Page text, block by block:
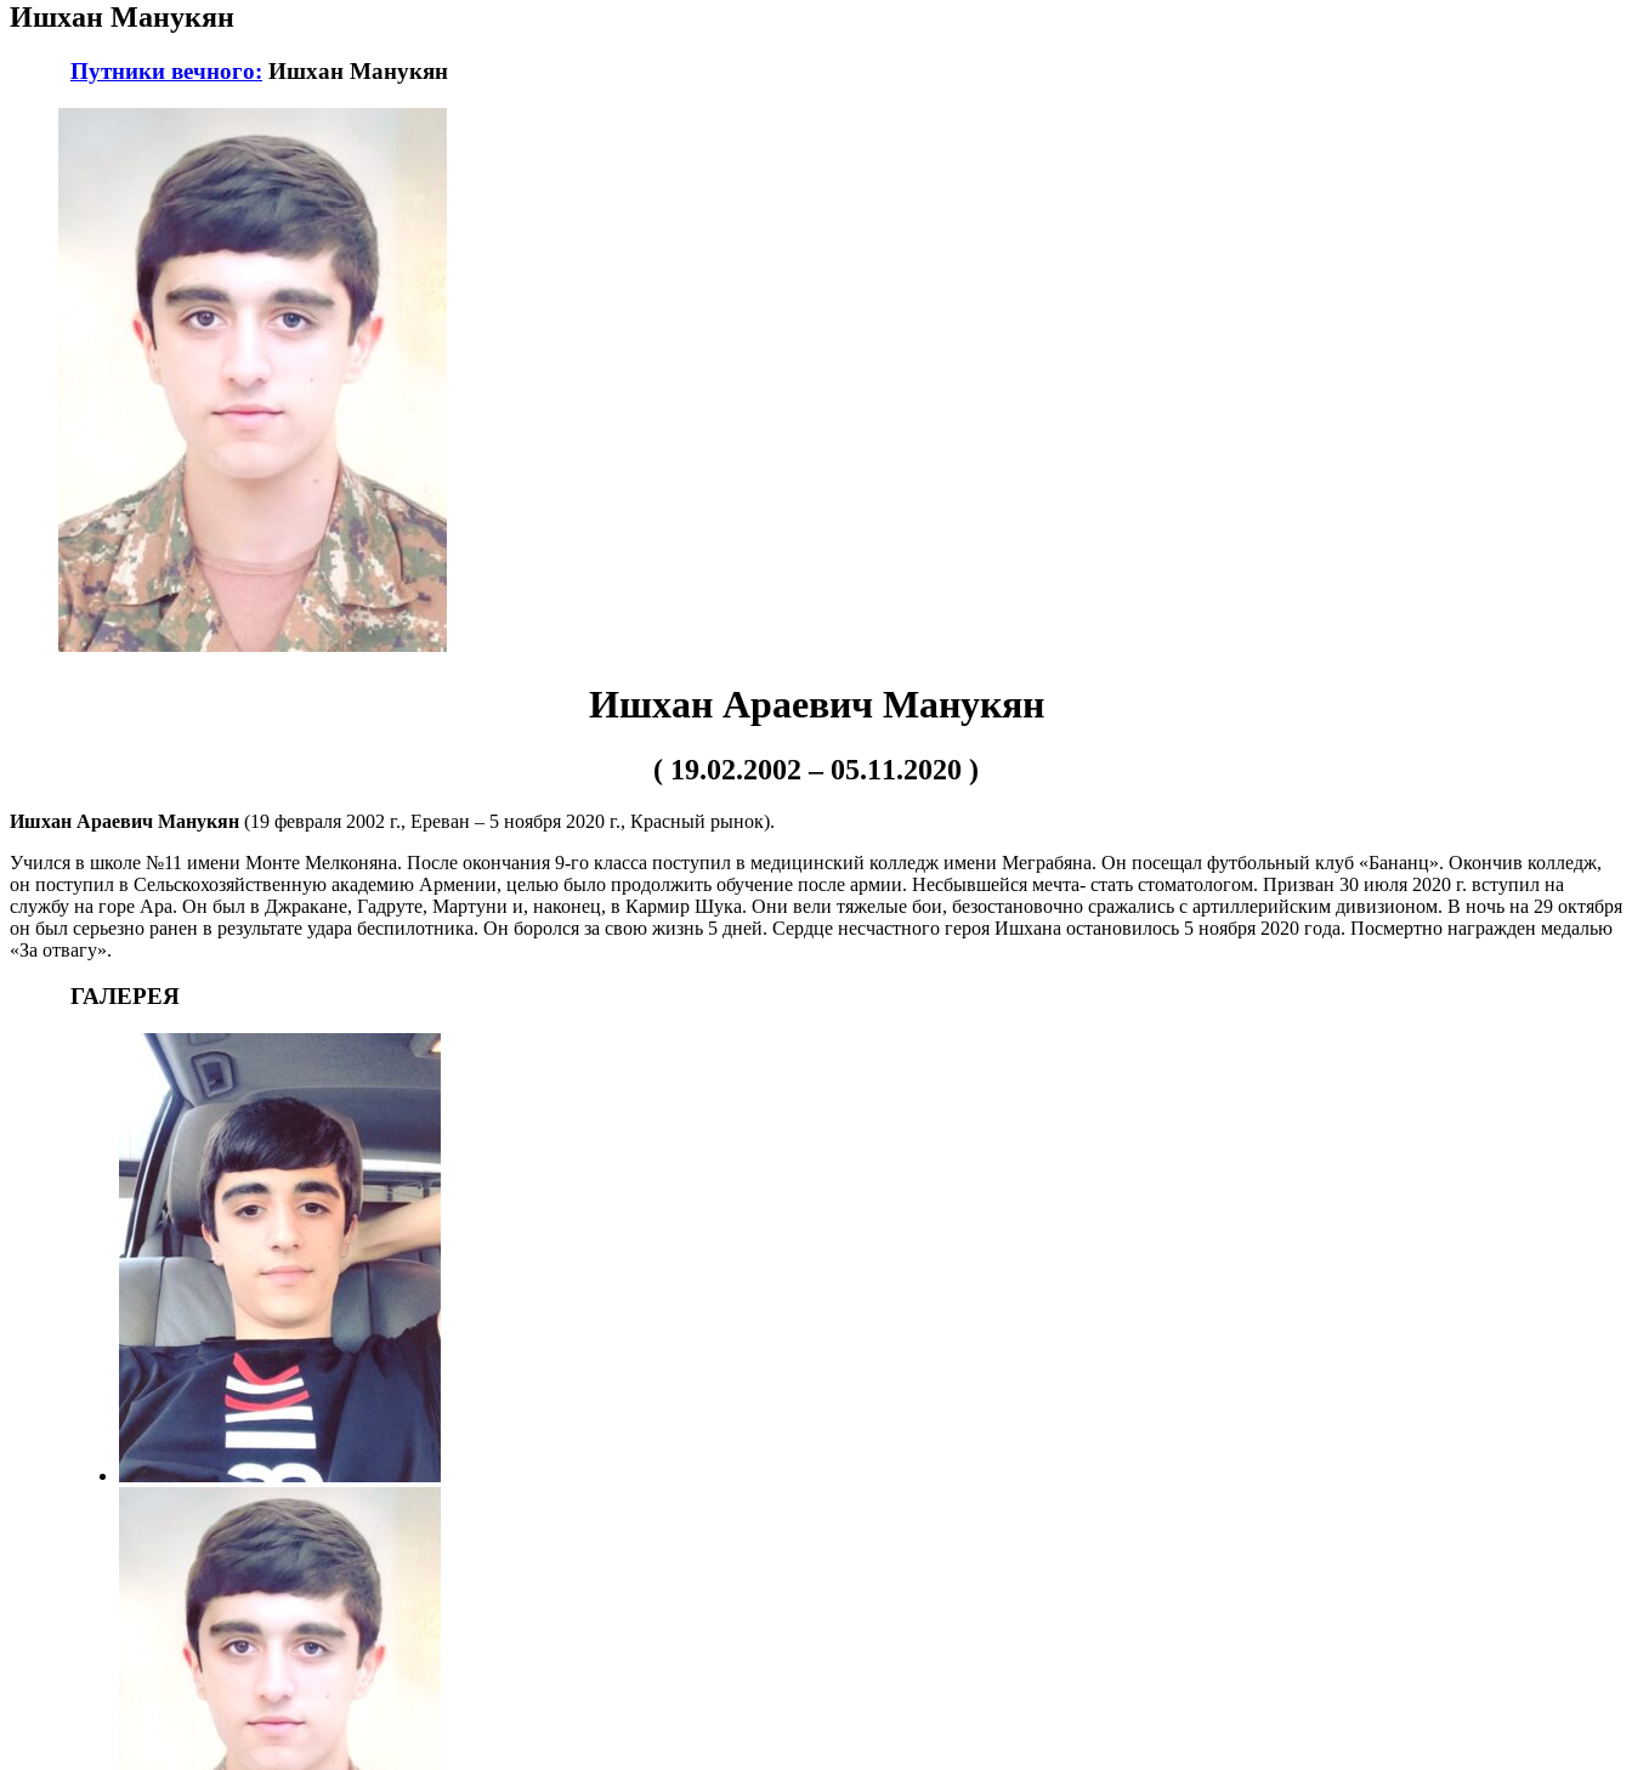
Ишхан Манукян
Путники вечного: Ишхан Манукян
Ишхан Араевич Манукян
( 19.02.2002 – 05.11.2020 )
Ишхан Араевич Манукян (19 февраля 2002 г., Ереван – 5 ноября 2020 г., Красный рынок).
Учился в школе №11 имени Монте Мелконяна. После окончания 9-го класса поступил в медицинский колледж имени Меграбяна. Он посещал футбольный клуб «Бананц». Окончив колледж,
он поступил в Сельскохозяйственную академию Армении, целью было продолжить обучение после армии. Несбывшейся мечта- стать стоматологом. Призван 30 июля 2020 г. вступил на
службу на горе Ара. Он был в Джракане, Гадруте, Мартуни и, наконец, в Кармир Шука. Они вели тяжелые бои, безостановочно сражались с артиллерийским дивизионом. В ночь на 29 октября
он был серьезно ранен в результате удара беспилотника. Он боролся за свою жизнь 5 дней. Сердце несчастного героя Ишхана остановилось 5 ноября 2020 года. Посмертно награжден медалью
«За отвагу».
ГАЛЕРЕЯ